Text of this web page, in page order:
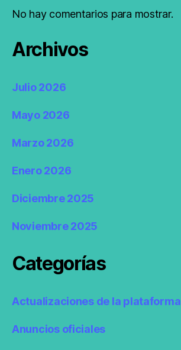
No hay comentarios para mostrar.
Archivos
Julio 2026
Mayo 2026
Marzo 2026
Enero 2026
Diciembre 2025
Noviembre 2025
Categorías
Actualizaciones de la plataforma
Anuncios oficiales